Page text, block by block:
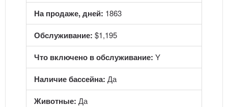
На продаже, дней: 1863
Обслуживание: $1,195
Что включено в обслуживание: Y
Наличие бассейна: Да
Животные: Да